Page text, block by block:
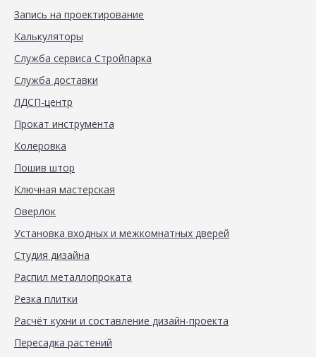
Запись на проектирование
Калькуляторы
Служба сервиса Стройпарка
Служба доставки
ЛДСП-центр
Прокат инструмента
Колеровка
Пошив штор
Ключная мастерская
Оверлок
Установка входных и межкомнатных дверей
Студия дизайна
Распил металлопроката
Резка плитки
Расчёт кухни и составление дизайн-проекта
Пересадка растений